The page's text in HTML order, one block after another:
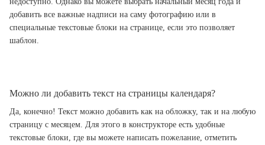
добавить все важные надписи на саму фотографию или в
специальные текстовые блоки на странице, если это позволяет
шаблон.
Можно ли добавить текст на страницы календаря?
Да, конечно! Текст можно добавить как на обложку, так и на любую
страницу с месяцем. Для этого в конструкторе есть удобные
текстовые блоки, где вы можете написать пожелание, отметить